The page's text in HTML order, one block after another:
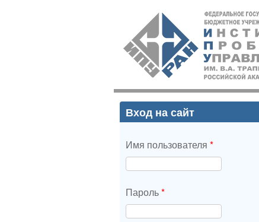
ИПУ
РАН
Вход на сайт
Имя пользователя *
Пароль*